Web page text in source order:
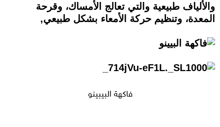
والألياف طبيعية والتي تعالج الأمساك، وقرحة
المعدة، وتنظيم حركة الأمعاء بشكل طبيعي,
فاكهة البيبينو